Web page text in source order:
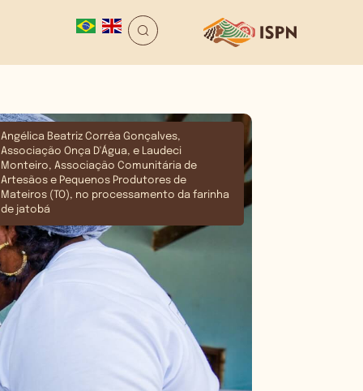
Angélica Beatriz Corrêa Gonçalves,
Associação Onça D'Água, e Laudeci
Monteiro, Associação Comunitária de
Artesãos e Pequenos Produtores de
Mateiros (TO), no processamento da farinha
de jatobá